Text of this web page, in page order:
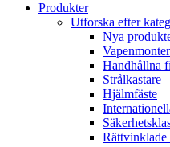
Produkter
Utforska efter
Nya
Handhållna
Strålkastare
Hjälmfäste